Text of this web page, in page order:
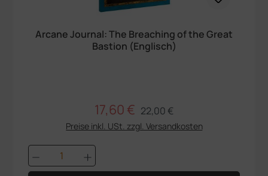
Arcane Journal: The Breaching of the Great
Bastion (Englisch)
Verkaufspreis:
17,60 € Regulärer Preis:
22,00 €
Preise inkl. USt. zzgl. Versandkosten
Produkt Anzahl: Gib den